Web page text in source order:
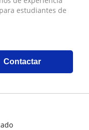
estudiantes de
Contactar